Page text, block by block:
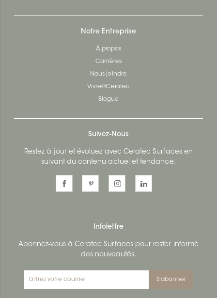
Notre Entreprise
À propos
Carrières
Nous joindre
Vivre@Ceratec
Blogue
Suivez-Nous
Restez à jour et évoluez avec Ceratec Surfaces en
suivant du contenu actuel et tendance.
Infolettre
Abonnez-vous à Ceratec Surfaces pour rester informé
des nouveautés.
S'abonner